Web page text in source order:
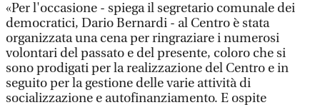
«Per l'occasione - spiega il segretario comunale dei
democratici, Dario Bernardi - al Centro è stata
organizzata una cena per ringraziare i numerosi
volontari del passato e del presente, coloro che si
sono prodigati per la realizzazione del Centro e in
seguito per la gestione delle varie attività di
socializzazione e autofinanziamento. E ospite